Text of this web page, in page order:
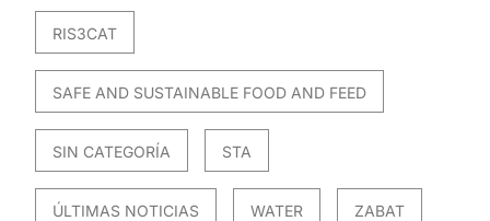
RIS3CAT
SAFE AND SUSTAINABLE FOOD AND FEED
SIN CATEGORÍA STA
ÚLTIMAS NOTICIAS WATER ZABAT